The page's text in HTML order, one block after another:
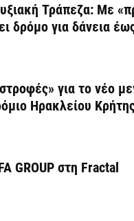
Τράπεζα: Με
δρόμο για δάνεια
για το νέο
Ηρακλείου
GROUP στη Fractal